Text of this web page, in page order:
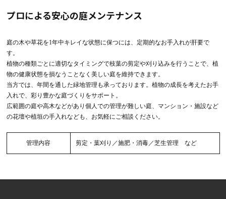
プロによる安心の庭メンテナンス
庭の木や草花を1年中キレイな状態に保つには、定期的なお手入れが肝要で
す。
植物の種類ごとに適切なタイミングで枝葉の剪定や刈り込みを行うことで、植
物の健康状態を損なうことなく美しい庭を維持できます。
当方では、年間を通した緑地管理も承っております。植物の成長を考えたお手
入れで、彩り豊かな庭づくりをサポート。
広範囲の庭や高木などがあり個人での管理が難しい庭、マンション・施設など
の花壇や植垣の手入れなども、お気軽にご相談ください。
管理内容 剪定・葉刈り／施肥・消毒／芝生管理 など